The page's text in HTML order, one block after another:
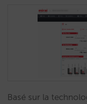
Basé sur la